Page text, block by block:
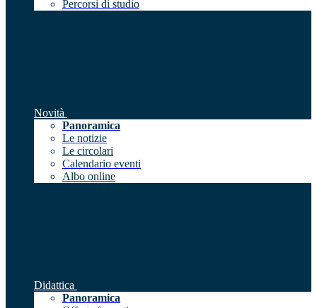
Percorsi di studio
Novità
Panoramica
Le notizie
Le circolari
Calendario eventi
Albo online
Didattica
Panoramica